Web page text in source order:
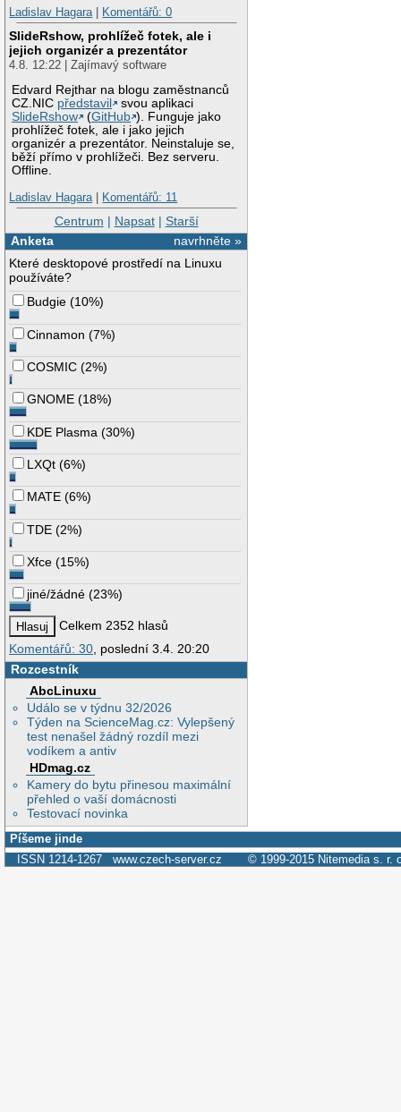
Ladislav Hagara| Komentářů: 0
SlideRshow, prohlížeč fotek, ale i
jejich organizér a prezentátor
4.8. 12:22 | Zajímavý software
Edvard Rejthar na blogu zaměstnanců
CZ.NIC představil
svou aplikaci
SlideRshow
(GitHub ). Funguje jako
prohlížeč fotek, ale i jako jejich
organizér a prezentátor. Neinstaluje se,
běží přímo v prohlížeči. Bez serveru.
Offline.
Ladislav Hagara| Komentářů: 11
Centrum | Napsat| Starší
navrhněte »
Anketa
Které desktopové prostředí na Linuxu
používáte?
Budgie (10%)
Cinnamon (7%)
COSMIC (2%)
GNOME (18%)
KDE Plasma (30%)
LXQt (6%)
MATE (6%)
TDE (2%)
Xfce (15%)
jiné/žádné (23%)
Celkem 2352 hlasů
Komentářů: 30 , poslední 3.4. 20:20
Rozcestník
AbcLinuxu
Událo se v týdnu 32/2026
Týden na ScienceMag.cz: Vylepšený
test nenašel žádný rozdíl mezi
vodíkem a antiv
HDmag.cz
Kamery do bytu přinesou maximální
přehled o vaší domácnosti
Testovací novinka
Píšeme jinde
ISSN 1214-1267 www.czech-server.cz © 1999-2015 Nitemedia s. r.